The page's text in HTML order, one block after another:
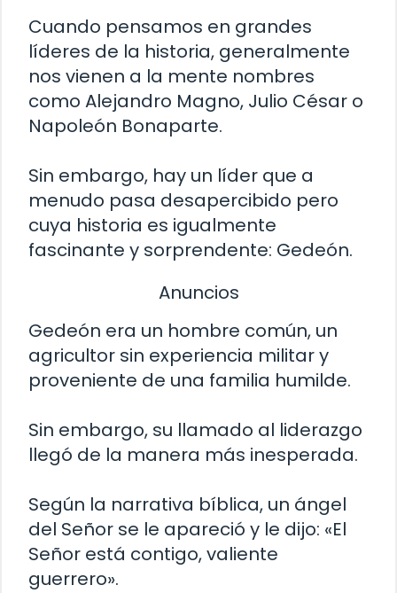
Cuando pensamos en grandes
líderes de la historia, generalmente
nos vienen a la mente nombres
como Alejandro Magno, Julio César o
Napoleón Bonaparte.
Sin embargo, hay un líder que a
menudo pasa desapercibido pero
cuya historia es igualmente
fascinante y sorprendente: Gedeón.
Anuncios
Gedeón era un hombre común, un
agricultor sin experiencia militar y
proveniente de una familia humilde.
Sin embargo, su llamado al liderazgo
llegó de la manera más inesperada.
Según la narrativa bíblica, un ángel
del Señor se le apareció y le dijo: «El
Señor está contigo, valiente
guerrero».